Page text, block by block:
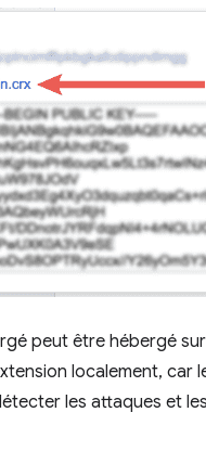
peut être hébergé
localement, car
les attaques et